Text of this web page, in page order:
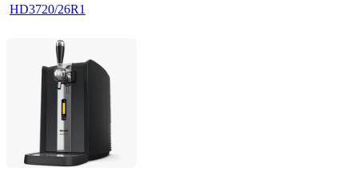
HD3720/26R1